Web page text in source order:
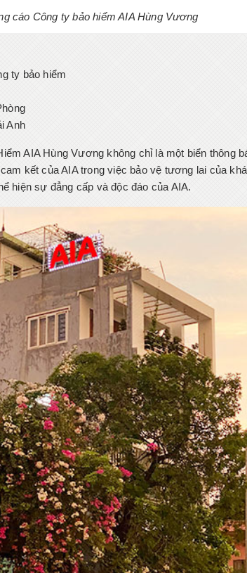
cáo Công ty bảo hiểm AIA Hùng Vương
ty bảo hiểm
Anh
AIA Hùng Vương không chỉ là một biển thông
kết của AIA trong việc bảo vệ tương lai của
hiện sự đẳng cấp và độc đáo của AIA.